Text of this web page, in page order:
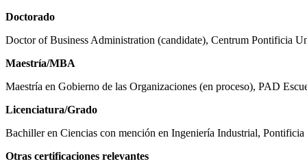
Doctorado
Doctor of Business Administration (candidate), Centrum Pontificia
Maestría/MBA
Maestría en Gobierno de las Organizaciones (en proceso), PAD
Licenciatura/Grado
Bachiller en Ciencias con mención en Ingeniería Industrial,
Otras certificaciones relevantes